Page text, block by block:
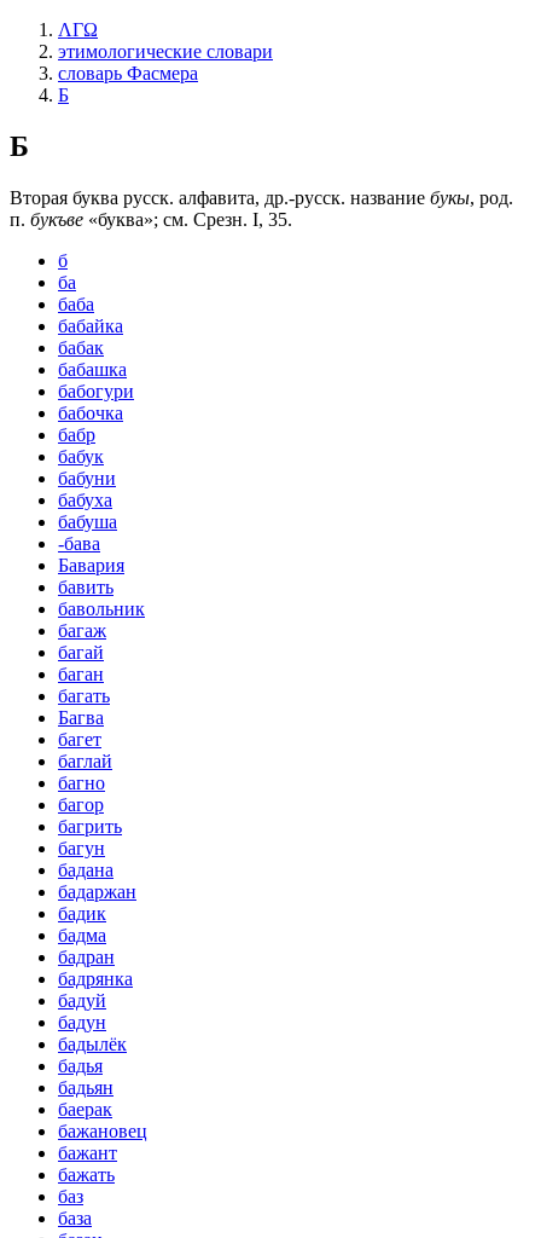
ΛΓΩ
этимологические словари
словарь Фасмера
Б
Б
Вторая буква русск. алфавита, др.-русск. название букы, род.
п. букъве «буква»; см. Срезн. I, 35.
б
ба
баба
бабайка
бабак
бабашка
бабогури
бабочка
бабр
бабук
бабуни
бабуха
бабуша
-бава
Бавария
бавить
бавольник
багаж
багай
баган
багать
Багва
багет
баглай
багно
багор
багрить
багун
бадана
бадаржан
бадик
бадма
бадран
бадрянка
бадуй
бадун
бадылёк
бадья
бадьян
баерак
бажановец
бажант
бажать
баз
база